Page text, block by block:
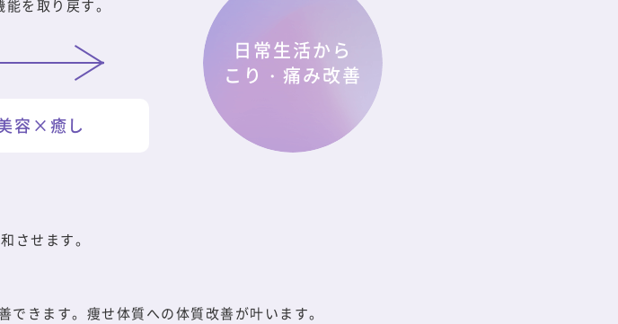
を取り戻す。
日常生活から
こり・痛み改善
容×癒し
させます。
きます。痩せ体質への体質改善が叶います。